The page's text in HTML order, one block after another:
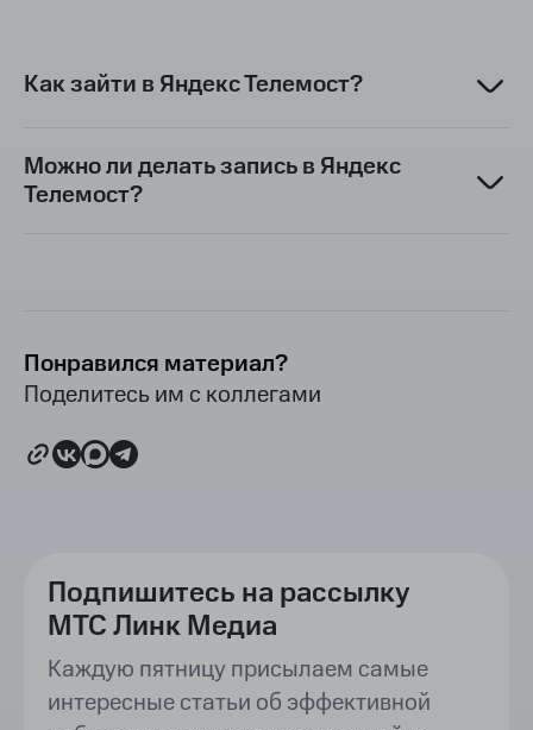
Как зайти в Яндекс Телемост?
Можно ли делать запись в Яндекс
Телемост?
Понравился материал?
Поделитесь им с коллегами
Подпишитесь на рассылку
МТС Линк Медиа
Каждую пятницу присылаем самые
интересные статьи об эффективной